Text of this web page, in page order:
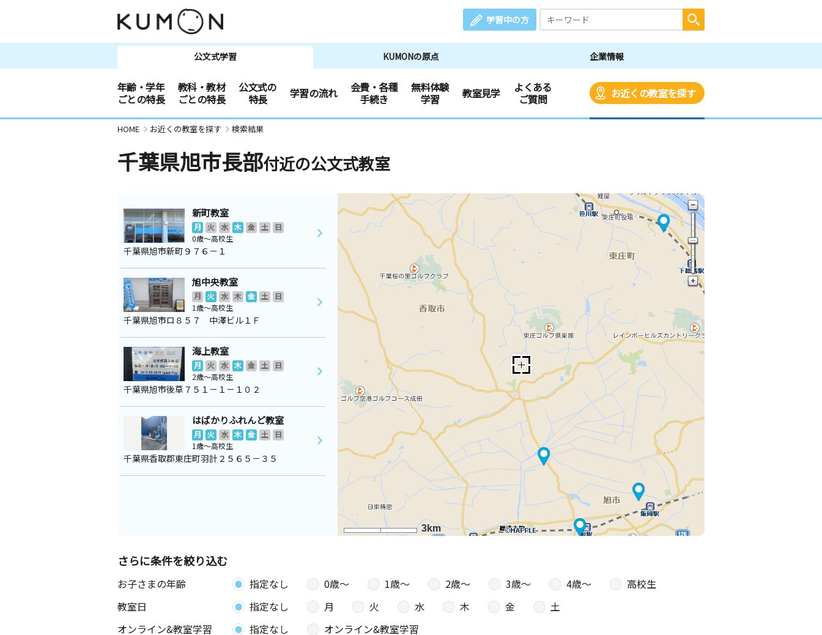
学習中の方
公文式学習 KUMONの原点 企業情報
年齢・学年
ごとの特長
教科・教材
ごとの特長
公文式の
特長
学習の流れ
会費・各種
手続き
無料体験
学習
教室見学
よくある
ご質問
お近くの教室を探す
HOME お近くの教室を探す 検索結果
千葉県旭市長部付近の公文式教室
3km
新町教室
月 火 水 木 金 土
日
0歳～高校生
千葉県旭市新町９７６－１
旭中央教室
月 火 水 木 金 土
日
1歳～高校生
千葉県旭市ロ８５７ 中澤ビル１Ｆ
海上教室
月 火 水 木 金 土
日
2歳～高校生
千葉県旭市後草７５１－１－１０２
はばかりふれんど教室
月 火 水 木 金 土
日
1歳～高校生
千葉県香取郡東庄町羽計２５６５－３５
さらに条件を絞り込む
お子さまの年齢 指定なし 0歳〜 1歳〜 2歳〜 3歳〜 4歳〜
高校生
教室日
指定なし 月 火 水 木 金
土
オンライン&教室学習
指定なし オンライン&教室学習